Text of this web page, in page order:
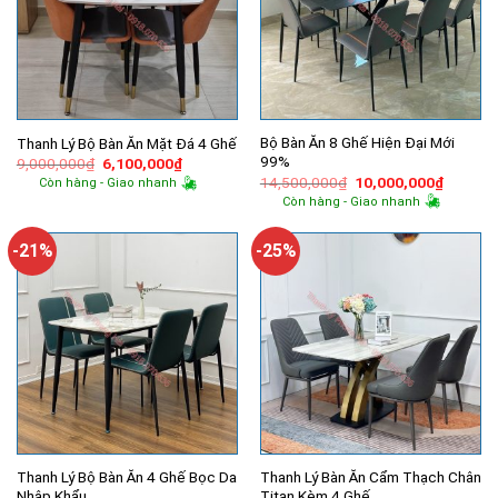
Thanh Lý Bộ Bàn Ăn Mặt Đá 4 Ghế
9,000,000₫ Giá
gốc
là:
6,100,000₫Giá
hiện
tại
Còn hàng - Giao nhanh
Bộ Bàn Ăn 8 Ghế Hiện Đại Mới
99%
14,500,000₫ Giá
gốc
là:
10,000,000₫Giá
hiện
Còn hàng - Giao nhanh
-21%
Thanh Lý Bộ Bàn Ăn 4 Ghế Bọc Da
-25%
Thanh Lý Bàn Ăn Cẩm Thạch Chân